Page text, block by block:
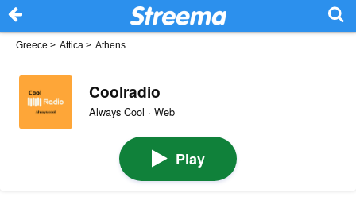
Greece > Attica > Athens
Coolradio
Always Cool · Web
Play